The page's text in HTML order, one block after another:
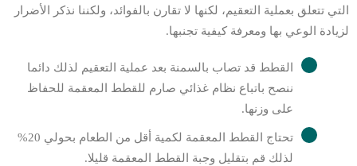
التي تتعلق بعملية التعقيم، لكنها لا تقارن بالفوائد، ولكننا نذكر الأضرار
لزيادة الوعي بها ومعرفة كيفية تجنبها.
القطط قد تصاب بالسمنة بعد عملية التعقيم لذلك دائما
ننصح باتباع نظام غذائي صارم للقطط المعقمة للحفاظ
على وزنها.
تحتاج القطط المعقمة لكمية أقل من الطعام بحولي 20%
لذلك قم بتقليل وجبة القطط المعقمة قليلا.